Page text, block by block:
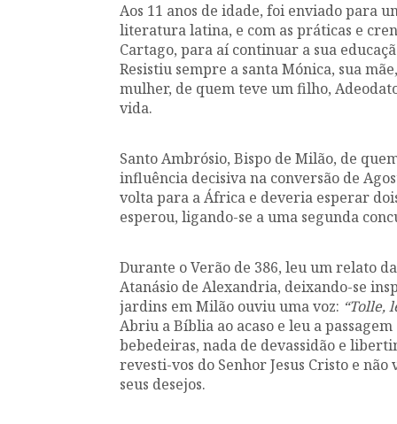
Aos 11 anos de idade, foi enviado para
literatura latina, e com as práticas e
Cartago, para aí continuar a sua
Resistiu sempre a santa Mónica, sua
mulher, de quem teve um filho,
vida.
Santo Ambrósio, Bispo de Milão, de
influência decisiva na conversão de
volta para a África e deveria esperar
esperou, ligando-se a uma segunda
Durante o Verão de 386, leu um relato
Atanásio de Alexandria, deixando-se
jardins em Milão ouviu uma voz: “Tolle,
Abriu a Bíblia ao acaso e leu a
bebedeiras, nada de devassidão e
revesti-vos do Senhor Jesus Cristo e
seus desejos.